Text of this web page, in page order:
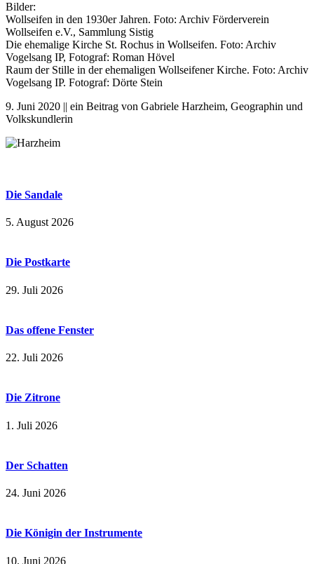
Bilder:
Wollseifen in den 1930er Jahren. Foto: Archiv Förderverein
Wollseifen e.V., Sammlung Sistig
Die ehemalige Kirche St. Rochus in Wollseifen. Foto: Archiv
Vogelsang IP, Fotograf: Roman Hövel
Raum der Stille in der ehemaligen Wollseifener Kirche. Foto: Archiv
Vogelsang IP. Fotograf: Dörte Stein
9. Juni 2020 || ein Beitrag von Gabriele Harzheim, Geographin und
Volkskundlerin
Die Sandale
5. August 2026
Die Postkarte
29. Juli 2026
Das offene Fenster
22. Juli 2026
Die Zitrone
1. Juli 2026
Der Schatten
24. Juni 2026
Die Königin der Instrumente
10. Juni 2026